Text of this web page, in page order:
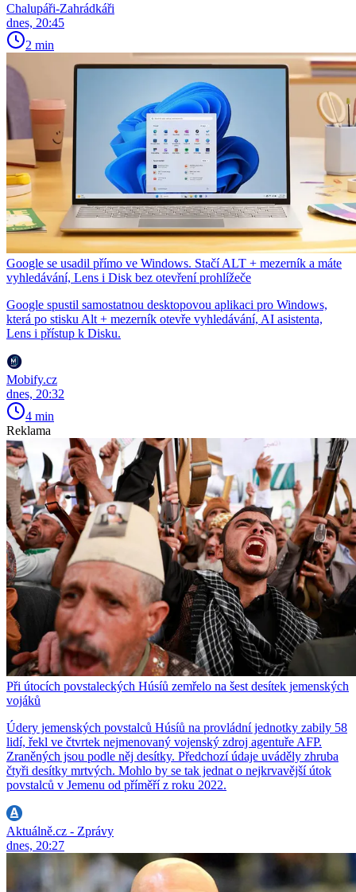
Chalupáři-Zahrádkáři
dnes, 20:45
2 min
Google se usadil přímo ve Windows. Stačí ALT + mezerník a máte
vyhledávání, Lens i Disk bez otevření prohlížeče
Google spustil samostatnou desktopovou aplikaci pro Windows,
která po stisku Alt + mezerník otevře vyhledávání, AI asistenta,
Lens i přístup k Disku.
Mobify.cz
dnes, 20:32
4 min
Reklama
Při útocích povstaleckých Húsíů zemřelo na šest desítek jemenských
vojáků
Údery jemenských povstalců Húsíů na provládní jednotky zabily 58
lidí, řekl ve čtvrtek nejmenovaný vojenský zdroj agentuře AFP.
Zraněných jsou podle něj desítky. Předchozí údaje uváděly zhruba
čtyři desítky mrtvých. Mohlo by se tak jednat o nejkrvavější útok
povstalců v Jemenu od příměří z roku 2022.
Aktuálně.cz - Zprávy
dnes, 20:27